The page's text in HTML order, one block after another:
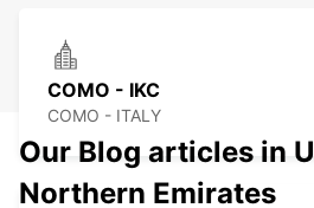
COMO - IKC
COMO - ITALY
Our Blog articles in
Northern Emirates